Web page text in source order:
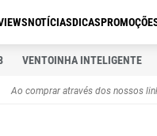
NOTÍCIASDICAS
VENTOINHA INTELIGENTE
Ao comprar através dos nossos